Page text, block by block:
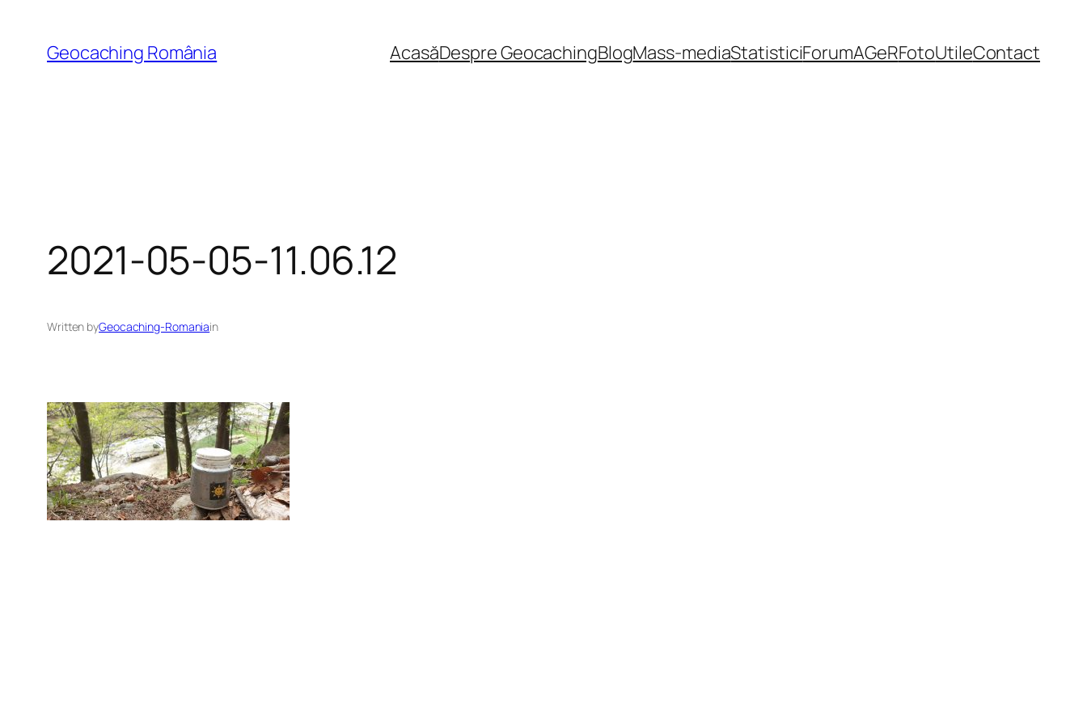
content
Geocaching România AcasăDespre GeocachingBlogMass-mediaStatisticiForumAGeRFotoUtileContact
2021-05-05-11.06.12
Written byGeocaching-Romaniain